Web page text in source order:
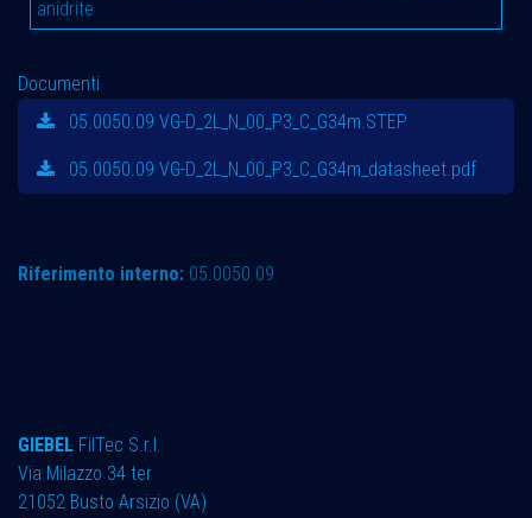
anidrite
Documenti
05.0050.09 VG-D_2L_N_00_P3_C_G34m.STEP
05.0050.09 VG-D_2L_N_00_P3_C_G34m_datasheet.pdf
Riferimento interno: 05.0050.09
GIEBEL FilTec S.r.l.
Via Milazzo 34 ter ​
21052 Busto Arsizio (VA)